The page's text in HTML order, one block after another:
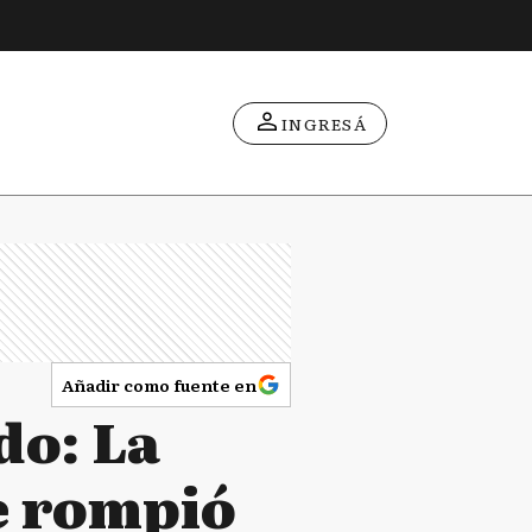
INGRESÁ
Añadir como fuente en
La
rompió